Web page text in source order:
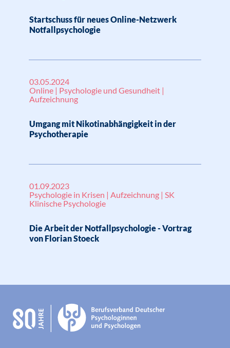
Startschuss für neues Online-Netzwerk
Notfallpsychologie
03.05.2024
Online | Psychologie und Gesundheit |
Aufzeichnung
Umgang mit Nikotinabhängigkeit in der
Psychotherapie
01.09.2023
Psychologie in Krisen | Aufzeichnung | SK
Klinische Psychologie
Die Arbeit der Notfallpsychologie - Vortrag
von Florian Stoeck